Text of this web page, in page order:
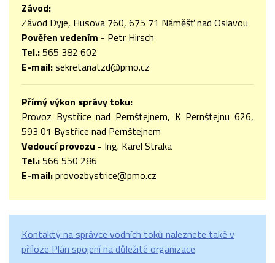
Závod:
Závod Dyje, Husova 760, 675 71 Náměšť nad Oslavou
Pověřen vedením - Petr Hirsch
Tel.:565 382 602
E-mail:sekretariatzd@pmo.cz
Přímý výkon správy toku:
Provoz Bystřice nad Pernštejnem, K Pernštejnu 626,
593 01 Bystřice nad Pernštejnem
Vedoucí provozu - Ing. Karel Straka
Tel.:566 550 286
E-mail:provozbystrice@pmo.cz
Kontakty na správce vodních toků naleznete také v
příloze Plán spojení na důležité organizace